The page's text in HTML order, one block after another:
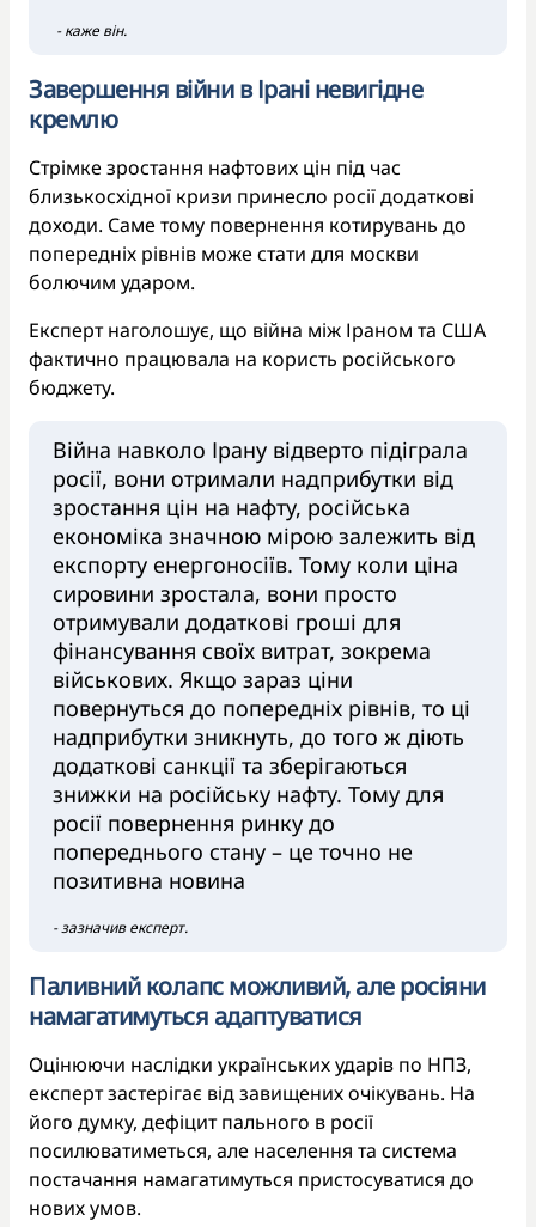
- каже він.
Завершення війни в Ірані невигідне
кремлю
Стрімке зростання нафтових цін під час
близькосхідної кризи принесло росії додаткові
доходи. Саме тому повернення котирувань до
попередніх рівнів може стати для москви
болючим ударом.
Експерт наголошує, що війна між Іраном та США
фактично працювала на користь російського
бюджету.
Війна навколо Ірану відверто підіграла
росії, вони отримали надприбутки від
зростання цін на нафту, російська
економіка значною мірою залежить від
експорту енергоносіїв. Тому коли ціна
сировини зростала, вони просто
отримували додаткові гроші для
фінансування своїх витрат, зокрема
військових. Якщо зараз ціни
повернуться до попередніх рівнів, то ці
надприбутки зникнуть, до того ж діють
додаткові санкції та зберігаються
знижки на російську нафту. Тому для
росії повернення ринку до
попереднього стану – це точно не
позитивна новина
- зазначив експерт.
Паливний колапс можливий, але росіяни
намагатимуться адаптуватися
Оцінюючи наслідки українських ударів по НПЗ,
експерт застерігає від завищених очікувань. На
його думку, дефіцит пального в росії
посилюватиметься, але населення та система
постачання намагатимуться пристосуватися до
нових умов.